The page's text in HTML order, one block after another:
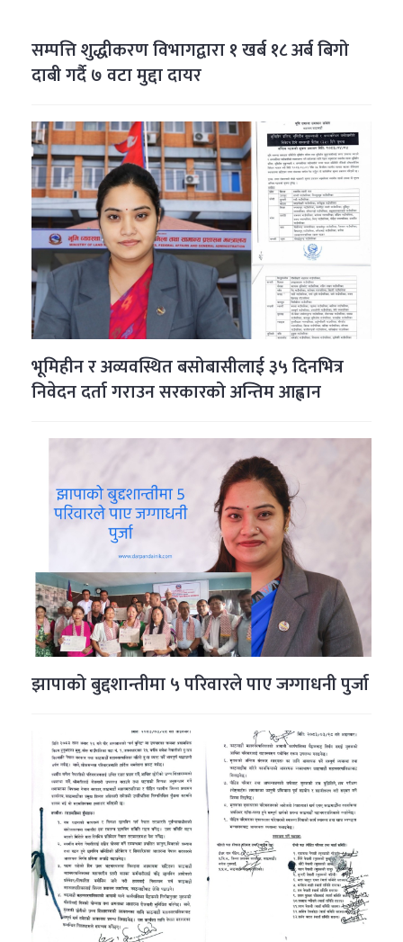
सम्पत्ति शुद्धीकरण विभागद्वारा १ खर्ब १८ अर्ब बिगो
दाबी गर्दै ७ वटा मुद्दा दायर
भूमिहीन र अव्यवस्थित बसोबासीलाई ३५ दिनभित्र
निवेदन दर्ता गराउन सरकारको अन्तिम आह्वान
झापाको बुद्दशान्तीमा ५ परिवारले पाए जग्गाधनी पुर्जा